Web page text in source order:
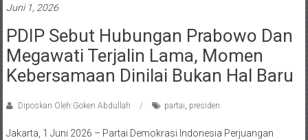
Juni 1, 2026
PDIP Sebut Hubungan Prabowo Dan
Megawati Terjalin Lama, Momen
Kebersamaan Dinilai Bukan Hal Baru
Diposkan Oleh:Goken Abdullah partai, presiden
Jakarta, 1 Juni 2026 – Partai Demokrasi Indonesia Perjuangan